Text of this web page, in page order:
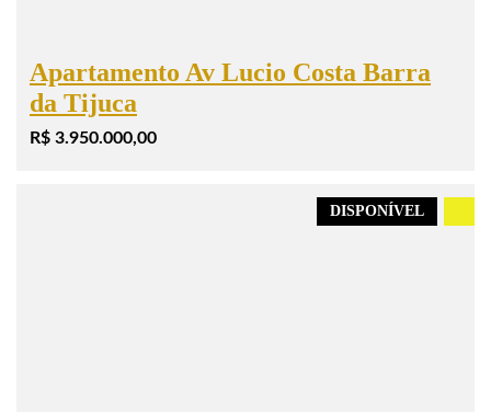
Apartamento Av Lucio Costa Barra
da Tijuca
R$ 3.950.000,00
DISPONÍVEL